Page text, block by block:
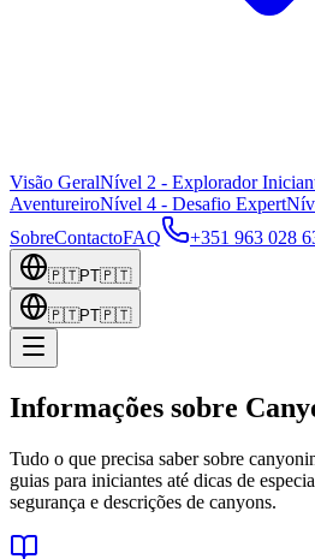
Visão GeralNível 2 - Explorador
AventureiroNível 4 - Desafio Expert
SobreContactoFAQ +351 963 028
🇵🇹PT🇵🇹
🇵🇹PT🇵🇹
Informações sobre
Tudo o que precisa saber sobre
guias para iniciantes até dicas de
segurança e descrições de canyons.